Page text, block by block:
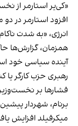
«کی‌یر استارمر از
افزود استارمر در
انرژی، «به شدت
همزمان، گزارش‌ها
آینده سیاسی خود
رهبری حزب کارگر یا
فشارها بر
برنام، شهردار
میکرفیلد افزایش